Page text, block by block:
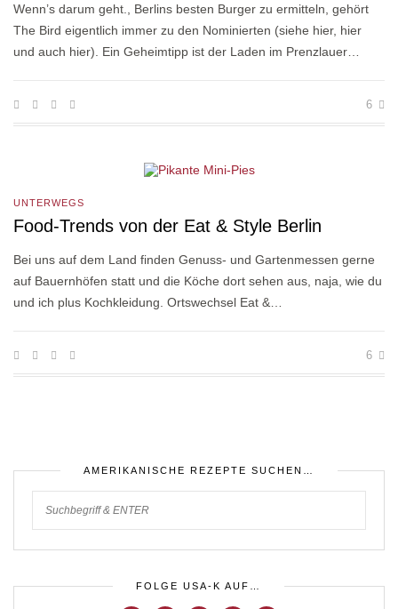
Wenn’s darum geht., Berlins besten Burger zu ermitteln, gehört
The Bird eigentlich immer zu den Nominierten (siehe hier, hier
und auch hier). Ein Geheimtipp ist der Laden im Prenzlauer…
6
UNTERWEGS
Food-Trends von der Eat & Style Berlin
Bei uns auf dem Land finden Genuss- und Gartenmessen gerne
auf Bauernhöfen statt und die Köche dort sehen aus, naja, wie du
und ich plus Kochkleidung. Ortswechsel Eat &…
6
AMERIKANISCHE REZEPTE SUCHEN…
FOLGE USA-K AUF…